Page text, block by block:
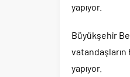
yapıyor.
Büyükşehir
vatandaşların
yapıyor.